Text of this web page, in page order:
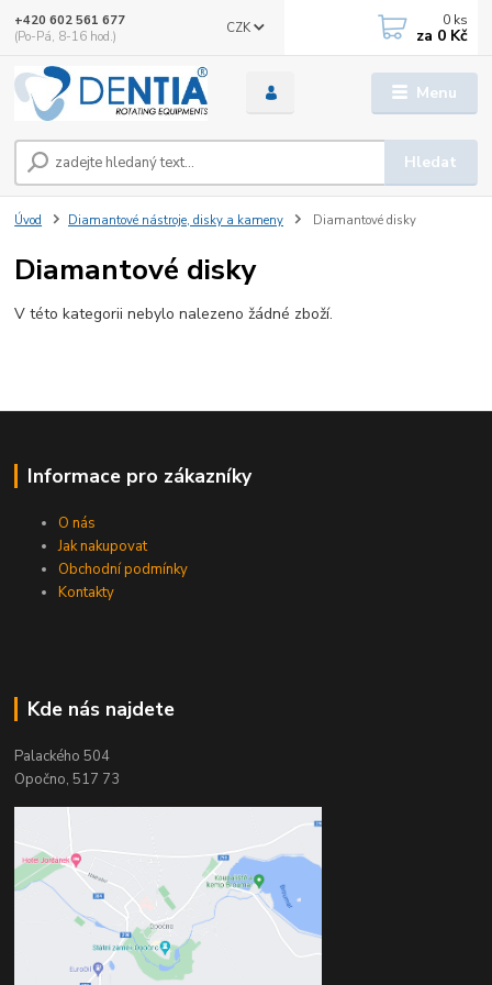
Menu
CZK
Hledat
+420 602 561 677
(Po-Pá, 8-16 hod.)
0 ks
za 0 Kč
Úvod Diamantové nástroje, disky a kameny Diamantové disky
Diamantové disky
V této kategorii nebylo nalezeno žádné zboží.
Informace pro zákazníky
O nás
Jak nakupovat
Obchodní podmínky
Kontakty
Kde nás najdete
Palackého 504
Opočno, 517 73